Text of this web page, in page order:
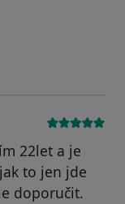
byl odstraněn
22let a je
to jen jde
doporučit.